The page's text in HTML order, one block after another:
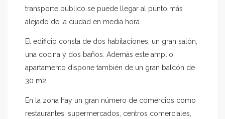
transporte público se puede llegar al punto más
alejado de la ciudad en media hora.
El edificio consta de dos habitaciones, un gran salón,
una cocina y dos baños. Además este amplio
apartamento dispone también de un gran balcón de
30 m2.
En la zona hay un gran número de comercios como
restaurantes, supermercados, centros comerciales,